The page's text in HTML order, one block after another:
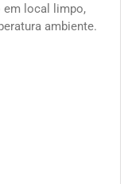
em local limpo,
ambiente.